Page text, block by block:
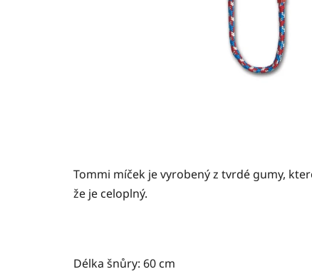
Tommi míček je vyrobený z tvrdé gumy,
že je celoplný.
Délka šnůry: 60 cm